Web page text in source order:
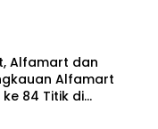
Alfamart dan
Alfamart
84 Titik di